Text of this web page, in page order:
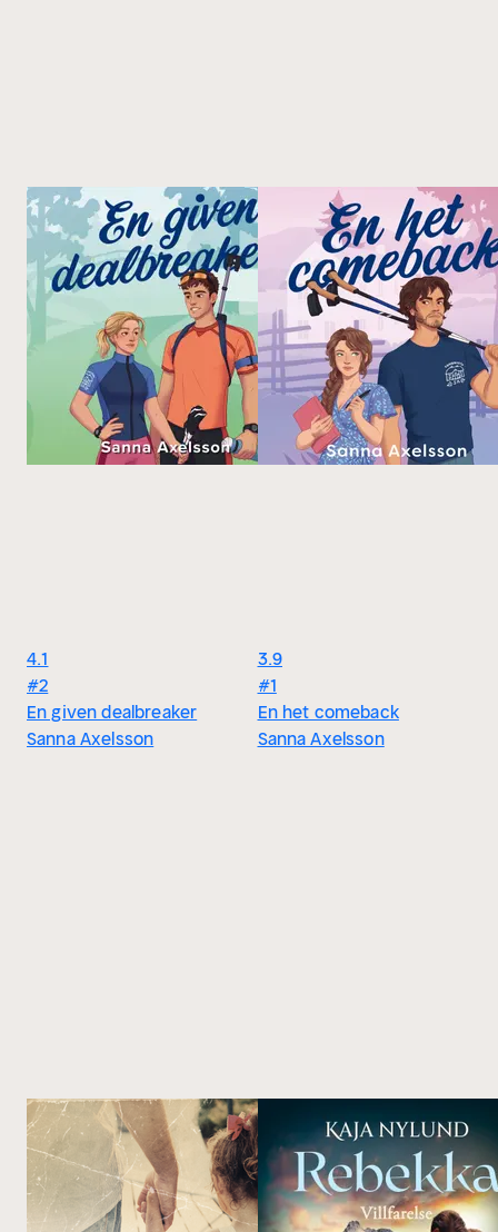
4.1
#2
En given dealbreaker
Sanna Axelsson
3.9
#1
En het comeback
Sanna Axelsson